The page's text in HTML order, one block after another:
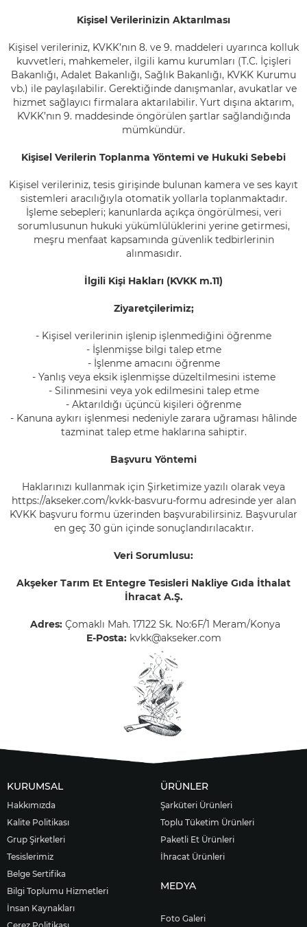
Kişisel Verilerinizin Aktarılması
Kişisel verileriniz, KVKK’nın 8. ve 9. maddeleri uyarınca kolluk
kuvvetleri, mahkemeler, ilgili kamu kurumları (T.C. İçişleri
Bakanlığı, Adalet Bakanlığı, Sağlık Bakanlığı, KVKK Kurumu
vb.) ile paylaşılabilir. Gerektiğinde danışmanlar, avukatlar ve
hizmet sağlayıcı firmalara aktarılabilir. Yurt dışına aktarım,
KVKK’nın 9. maddesinde öngörülen şartlar sağlandığında
mümkündür.
Kişisel Verilerin Toplanma Yöntemi ve Hukuki Sebebi
Kişisel verileriniz, tesis girişinde bulunan kamera ve ses kayıt
sistemleri aracılığıyla otomatik yollarla toplanmaktadır.
İşleme sebepleri; kanunlarda açıkça öngörülmesi, veri
sorumlusunun hukuki yükümlülüklerini yerine getirmesi,
meşru menfaat kapsamında güvenlik tedbirlerinin
alınmasıdır.
İlgili Kişi Hakları (KVKK m.11)
Ziyaretçilerimiz;
- Kişisel verilerinin işlenip işlenmediğini öğrenme
- İşlenmişse bilgi talep etme
- İşlenme amacını öğrenme
- Yanlış veya eksik işlenmişse düzeltilmesini isteme
- Silinmesini veya yok edilmesini talep etme
- Aktarıldığı üçüncü kişileri öğrenme
- Kanuna aykırı işlenmesi nedeniyle zarara uğraması hâlinde
tazminat talep etme haklarına sahiptir.
Başvuru Yöntemi
Haklarınızı kullanmak için Şirketimize yazılı olarak veya
https://akseker.com/kvkk-basvuru-formu adresinde yer alan
KVKK başvuru formu üzerinden başvurabilirsiniz. Başvurular
en geç 30 gün içinde sonuçlandırılacaktır.
Veri Sorumlusu:
Akşeker Tarım Et Entegre Tesisleri Nakliye Gıda İthalat
İhracat A.Ş.
Adres: Çomaklı Mah. 17122 Sk. No:6F/1 Meram/Konya
E-Posta: kvkk@akseker.com
KURUMSAL
Hakkımızda
Kalite Politikası
Grup Şirketleri
Tesislerimiz
Belge Sertifika
Bilgi Toplumu Hizmetleri
İnsan Kaynakları
ÜRÜNLER
Şarküteri Ürünleri
Toplu Tüketim Ürünleri
Paketli Et Ürünleri
İhracat Ürünleri
MEDYA
Foto Galeri